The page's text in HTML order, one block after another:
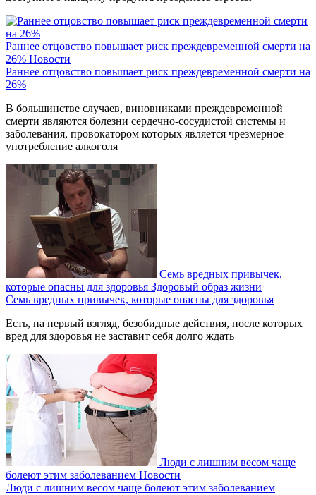
Раннее отцовство повышает риск преждевременной смерти на
26% Новости
Раннее отцовство повышает риск преждевременной смерти на
26%
В большинстве случаев, виновниками преждевременной
смерти являются болезни сердечно-сосудистой системы и
заболевания, провокатором которых является чрезмерное
употребление алкоголя
Семь вредных привычек,
которые опасны для здоровья Здоровый образ жизни
Семь вредных привычек, которые опасны для здоровья
Есть, на первый взгляд, безобидные действия, после которых
вред для здоровья не заставит себя долго ждать
Люди с лишним весом чаще
болеют этим заболеванием Новости
Люди с лишним весом чаще болеют этим заболеванием